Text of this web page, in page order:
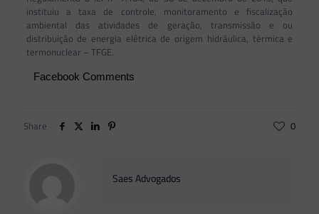
instituiu a taxa de controle, monitoramento e fiscalização
ambiental das atividades de geração, transmissão e ou
distribuição de energia elétrica de origem hidráulica, térmica e
termonuclear – TFGE.
Facebook Comments
Share 0
Saes Advogados